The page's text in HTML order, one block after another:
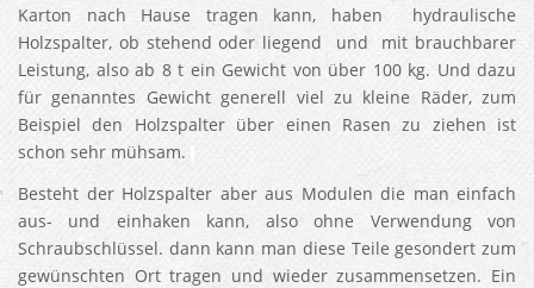
Karton nach Hause tragen kann, haben hydraulische
Holzspalter, ob stehend oder liegend und mit brauchbarer
Leistung, also ab 8 t ein Gewicht von über 100 kg. Und dazu
für genanntes Gewicht generell viel zu kleine Räder, zum
Beispiel den Holzspalter über einen Rasen zu ziehen ist
schon sehr mühsam.
Besteht der Holzspalter aber aus Modulen die man einfach
aus- und einhaken kann, also ohne Verwendung von
Schraubschlüssel. dann kann man diese Teile gesondert zum
gewünschten Ort tragen und wieder zusammensetzen. Ein